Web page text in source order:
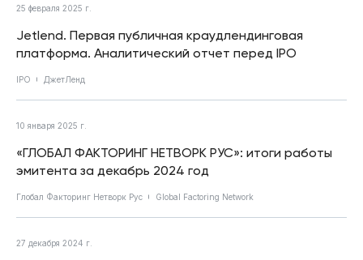
25 февраля 2025 г.
Jetlend. Первая публичная краудлендинговая
платформа. Аналитический отчет перед IPO
IPO ДжетЛенд
10 января 2025 г.
«ГЛОБАЛ ФАКТОРИНГ НЕТВОРК РУС»: итоги работы
эмитента за декабрь 2024 год
Глобал Факторинг Нетворк Рус Global Factoring Network
27 декабря 2024 г.